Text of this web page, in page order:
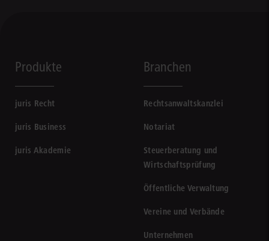
Produkte
juris Recht
juris Business
juris Akademie
Branchen
Rechtsanwaltskanzlei
Notariat
Steuerberatung und
Wirtschaftsprüfung
Öffentliche Verwaltung
Vereine und Verbände
Unternehmen